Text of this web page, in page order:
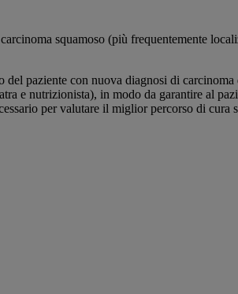
squamoso (più frequentemente
del paziente con nuova diagnosi di
e nutrizionista), in modo da garantire al
per valutare il miglior percorso di cura